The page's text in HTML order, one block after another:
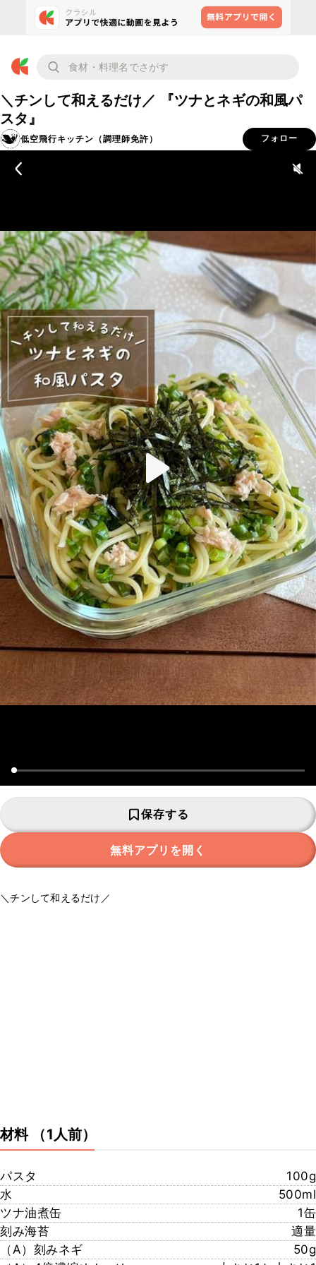
＼チンして和えるだけ／ 『ツナとネギの和風パ
スタ』
低空飛行キッチン（調理師免許） フォロー
保存する
無料アプリを開く
＼チンして和えるだけ／
材料 （1人前）
パスタ
100g
水
500ml
ツナ油煮缶
1缶
刻み海苔
適量
（A）刻みネギ
50g